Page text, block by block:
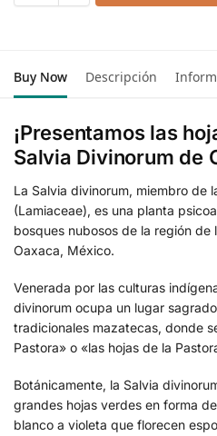
Buy Now Descripción
¡Presentamos las
Salvia Divinorum de
La Salvia divinorum, miembro de
(Lamiaceae), es una planta
bosques nubosos de la región de
Oaxaca, México.
Venerada por las culturas
divinorum ocupa un lugar
tradicionales mazatecas, donde
Pastora» o «las hojas de la
Botánicamente, la Salvia
grandes hojas verdes en forma
blanco a violeta que florecen